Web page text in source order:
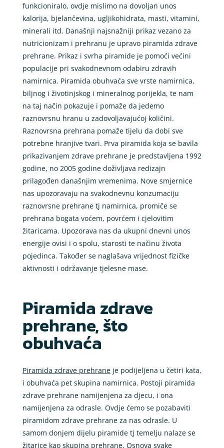
funkcioniralo, ovdje mislimo na dovoljan unos
kalorija, bjelančevina, ugljikohidrata, masti, vitamini,
minerali itd. Današnji najsnažniji prikaz vezano za
nutricionizam i prehranu je upravo piramida zdrave
prehrane. Prikaz i svrha piramide je pomoći većini
populacije pri svakodnevnom odabiru zdravih
namirnica. Piramida obuhvaća sve vrste namirnica,
biljnog i životinjskog i mineralnog porijekla, te nam
na taj način pokazuje i pomaže da jedemo
raznovrsnu hranu u zadovoljavajućoj količini.
Raznovrsna prehrana pomaže tijelu da dobi sve
potrebne hranjive tvari. Prva piramida koja se bavila
prikazivanjem zdrave prehrane je predstavljena 1992
godine, no 2005 godine doživljava redizajn
prilagođen današnjim vremenima. Nove smjernice
nas upozoravaju na svakodnevnu konzumaciju
raznovrsne prehrane tj namirnica, promiče se
prehrana bogata voćem, povrćem i cjelovitim
žitaricama. Upozorava nas da ukupni dnevni unos
energije ovisi i o spolu, starosti te načinu života
pojedinca. Također se naglašava vrijednost fizičke
aktivnosti i održavanje tjelesne mase.
Piramida zdrave
prehrane, što
obuhvaća
Piramida zdrave prehraneje podijeljena u četiri kata,
i obuhvaća pet skupina namirnica. Postoji piramida
zdrave prehrane namijenjena za djecu, i ona
namijenjena za odrasle. Ovdje ćemo se pozabaviti
piramidom zdrave prehrane za nas odrasle. U
samom donjem dijelu piramide tj temelju nalaze se
žitarice kao skupina prehrane. Osnova svake